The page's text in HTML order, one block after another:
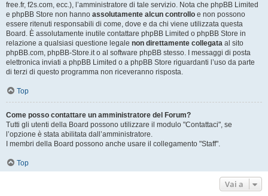
free.fr, f2s.com, ecc.), l’amministratore di tale servizio. Nota che phpBB Limited
e phpBB Store non hanno assolutamente alcun controllo e non possono
essere ritenuti responsabili di come, dove e da chi viene utilizzata questa
Board. È assolutamente inutile contattare phpBB Limited o phpBB Store in
relazione a qualsiasi questione legale non direttamente collegata al sito
phpBB.com, phpBB-Store.it o al software phpBB stesso. I messaggi di posta
elettronica inviati a phpBB Limited o a phpBB Store riguardanti l’uso da parte
di terzi di questo programma non riceveranno risposta.
Top
Come posso contattare un amministratore del Forum?
Tutti gli utenti della Board possono utilizzare il modulo "Contattaci", se
l’opzione è stata abilitata dall’amministratore.
I membri della Board possono anche usare il collegamento "Staff".
Top
Vai a